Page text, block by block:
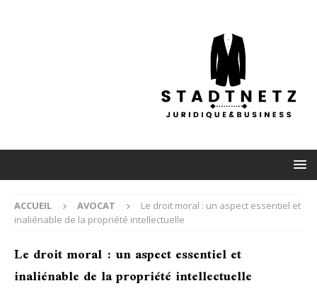
ACCUEIL AVOCAT
Le droit moral : un aspect essentiel et
inaliénable de la propriété intellectuelle
Le droit moral : un aspect essentiel et
inaliénable de la propriété intellectuelle